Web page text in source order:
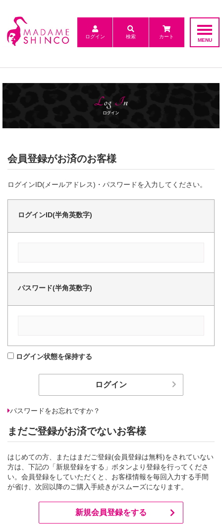
ログイン 検索 カート
会員登録がお済のお客様
ログインID(メールアドレス)・パスワードを入力してください。
ログインID(半角英数字)
パスワード(半角英数字)
ログイン状態を保持する
パスワードをお忘れですか？
まだご登録がお済でないお客様
はじめての方、またはまだご登録(会員登録は無料)をされていない
方は、下記の「新規登録をする」ボタンより登録を行ってくださ
い。会員登録をしていただくと、お客様情報を毎回入力する手間
が省け、次回以降のご購入手続きがスムーズになります。
新規会員登録をする